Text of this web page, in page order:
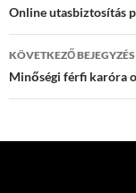
navigáció
Online utasbiztosítás
KÖVETKEZŐ BEJEGYZÉS
Minőségi férfi karóra